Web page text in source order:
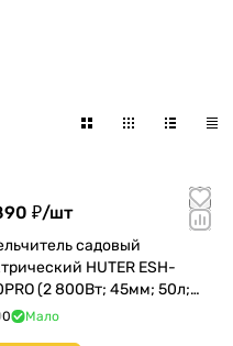
₽/шт
садовый
HUTER ESH-
(2 800Вт; 45мм; 50л;
(70/13/17)
0 Мало